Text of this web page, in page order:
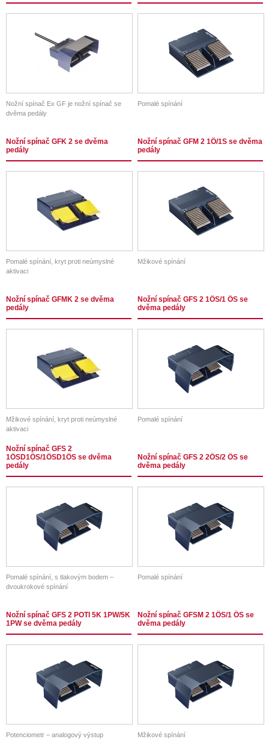
Nožní spínač Ex GF je nožní spínač se
dvěma pedály
Pomalé spínání
Nožní spínač GFK 2 se dvěma
pedály
Pomalé spínání, kryt proti neúmyslné
aktivaci
Nožní spínač GFM 2 1Ö/1S se dvěma
pedály
Mžikové spínání
Nožní spínač GFMK 2 se dvěma
pedály
Mžikové spínání, kryt proti neúmyslné
aktivaci
Nožní spínač GFS 2 1ÖS/1 ÖS se
dvěma pedály
Pomalé spínání
Nožní spínač GFS 2
1ÖSD1ÖS/1ÖSD1ÖS se dvěma
pedály
Pomalé spínání, s tlakovým bodem –
dvoukrokové spínání
Nožní spínač GFS 2 2ÖS/2 ÖS se
dvěma pedály
Pomalé spínání
Nožní spínač GFS 2 POTI 5K 1PW/5K
1PW se dvěma pedály
Potenciometr – analogový výstup
Nožní spínač GFSM 2 1ÖS/1 ÖS se
dvěma pedály
Mžikové spínání